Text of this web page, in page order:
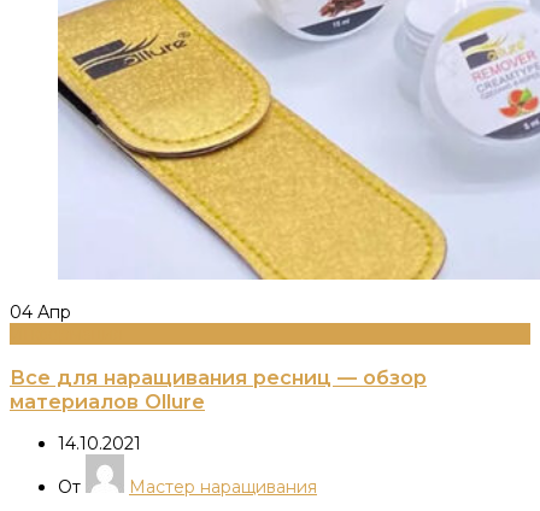
04 Апр
Все для наращивания ресниц — обзор
материалов Ollure
14.10.2021
От
Мастер наращивания